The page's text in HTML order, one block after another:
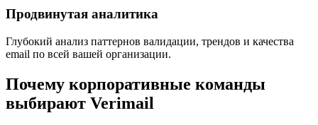
Продвинутая аналитика
Глубокий анализ паттернов валидации, трендов и качества
email по всей вашей организации.
Почему корпоративные команды
выбирают Verimail